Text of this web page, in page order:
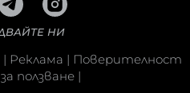
НИ
| Реклама | Поверителност
ползване|